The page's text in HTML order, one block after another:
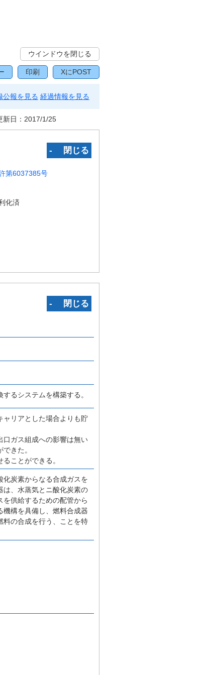
ウインドウを閉じる
印刷 XにPOST
公報を見る 経過情報を見る
日： 2017/1/25
‐ 閉じる
第6037385号
化済
‐ 閉じる
るシステムを構築する。
ャリアとした場合よりも貯
口ガス組成への影響は無い
きた。
ことができる。
炭素からなる合成ガスを
は、水蒸気とニ酸化炭素の
供給するための配管から
構を具備し、燃料合成器
料の合成を行う、ことを特